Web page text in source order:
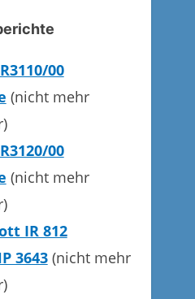
00
(nicht mehr
00
(nicht mehr
IR 812
3643 (nicht mehr